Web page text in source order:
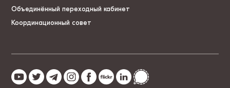
Объединённый переходный кабинет
Координационный совет